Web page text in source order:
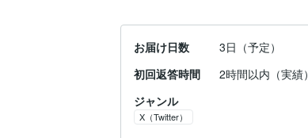
お届け日数
3日（予定）
初回返答時間
2時間以内（実績）
ジャンル
X（Twitter）